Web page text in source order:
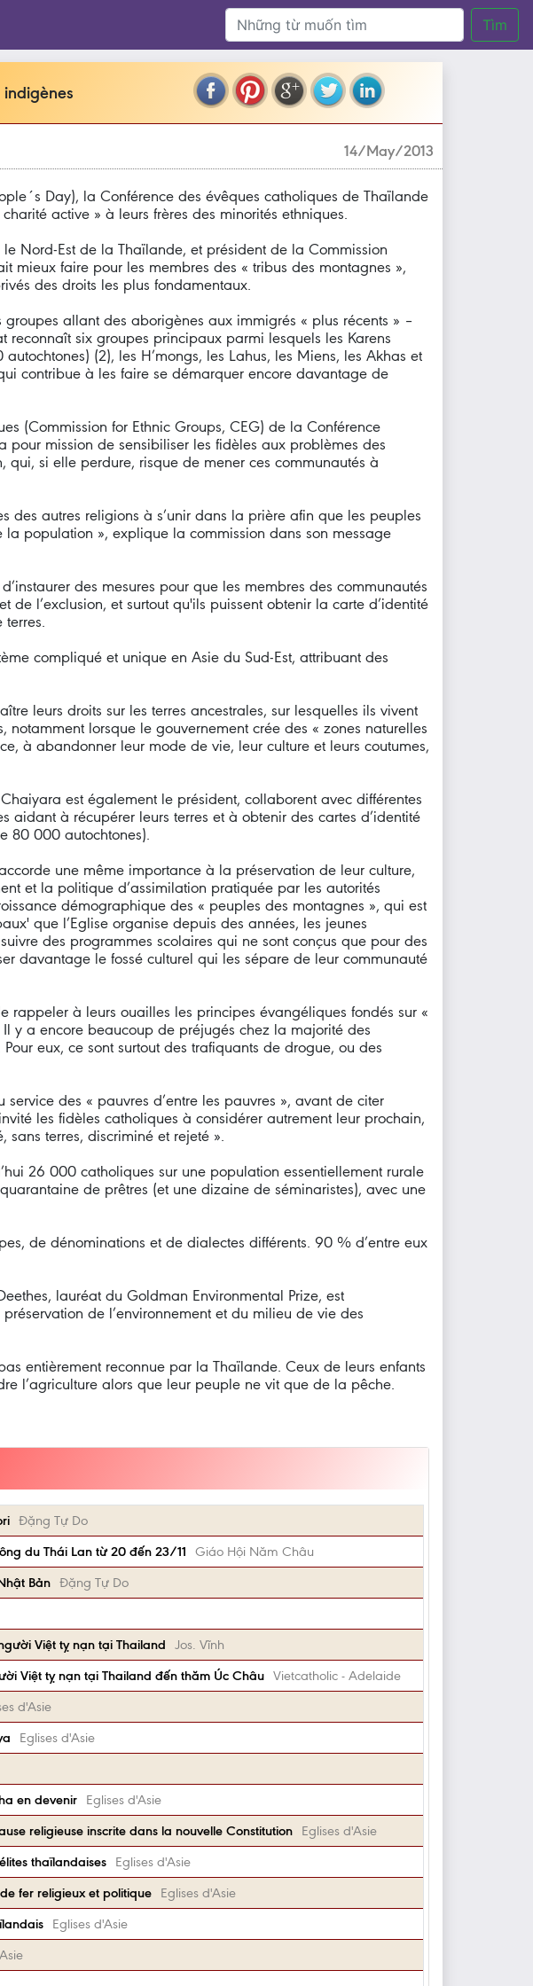
Tìm
14/May/2013
Day), la Conférence des évêques catholiques de Thaïlande
active » à leurs frères des minorités ethniques.
Nord-Est de la Thaïlande, et président de la Commission
mieux faire pour les membres des « tribus des montagnes »,
des droits les plus fondamentaux.
allant des aborigènes aux immigrés « plus récents » –
reconnaît six groupes principaux parmi lesquels les Karens
(2), les H’mongs, les Lahus, les Miens, les Akhas et
contribue à les faire se démarquer encore davantage de
(Commission for Ethnic Groups, CEG) de la Conférence
mission de sensibiliser les fidèles aux problèmes des
si elle perdure, risque de mener ces communautés à
des autres religions à s’unir dans la prière afin que les peuples
population », explique la commission dans son message
des mesures pour que les membres des communautés
l’exclusion, et surtout qu'ils puissent obtenir la carte d’identité
compliqué et unique en Asie du Sud-Est, attribuant des
leurs droits sur les terres ancestrales, sur lesquelles ils vivent
notamment lorsque le gouvernement crée des « zones naturelles
à abandonner leur mode de vie, leur culture et leurs coutumes,
est également le président, collaborent avec différentes
à récupérer leurs terres et à obtenir des cartes d’identité
80 000 autochtones).
une même importance à la préservation de leur culture,
et la politique d’assimilation pratiquée par les autorités
démographique des « peuples des montagnes », qui est
que l’Eglise organise depuis des années, les jeunes
des programmes scolaires qui ne sont conçus que pour des
davantage le fossé culturel qui les sépare de leur communauté
rappeler à leurs ouailles les principes évangéliques fondés sur «
y a encore beaucoup de préjugés chez la majorité des
eux, ce sont surtout des trafiquants de drogue, ou des
des « pauvres d’entre les pauvres », avant de citer
les fidèles catholiques à considérer autrement leur prochain,
terres, discriminé et rejeté ».
26 000 catholiques sur une population essentiellement rurale
de prêtres (et une dizaine de séminaristes), avec une
de dénominations et de dialectes différents. 90 % d’entre eux
lauréat du Goldman Environmental Prize, est
de l’environnement et du milieu de vie des
entièrement reconnue par la Thaïlande. Ceux de leurs enfants
l’agriculture alors que leur peuple ne vit que de la pêche.
Đặng Tự Do
du Thái Lan từ 20 đến 23/11
Giáo Hội Năm Châu
Bản Đặng Tự Do
Việt tỵ nạn tại Thailand
Jos. Vĩnh
Việt tỵ nạn tại Thailand đến thăm Úc Châu Vietcatholic - Adelaide
d'Asie
Eglises d'Asie
en devenir
Eglises d'Asie
religieuse inscrite dans la nouvelle Constitution
Eglises d'Asie
thaïlandaises
Eglises d'Asie
fer religieux et politique
Eglises d'Asie
Eglises d'Asie